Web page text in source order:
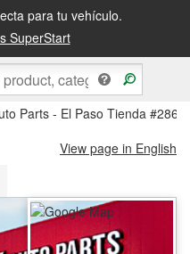
para tu vehículo.
SuperStart
o recógela en la tienda
Parts - El Paso Tienda #2867
View page in English